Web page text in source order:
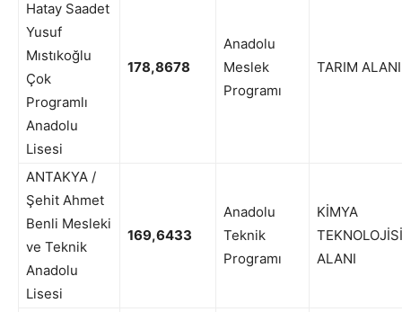
Hatay Saadet
Yusuf
Mıstıkoğlu
Çok
Programlı
Anadolu
Lisesi
178,8678
Anadolu
Meslek
Programı
TARIM ALANI
ANTAKYA /
Şehit Ahmet
Benli Mesleki
ve Teknik
Anadolu
Lisesi
169,6433
Anadolu
Teknik
Programı
KİMYA
TEKNOLOJİSİ
ALANI